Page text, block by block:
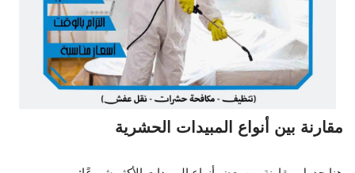
مقارنة بين أنواع المبيدات الحشرية